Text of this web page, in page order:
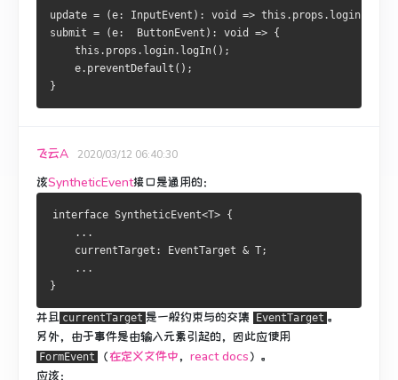
update = (e: InputEvent): void =>
submit = (e:  ButtonEvent): void => {
    this.props.login.logIn();
    e.preventDefault();
}
飞云A 2020/03/12 06:40:30
该SyntheticEvent接口是通用的：
interface SyntheticEvent<T> {
    ...
    currentTarget: EventTarget & T;
    ...
}
并且 currentTarget 是一般约束与的交集 EventTarget 。
另外，由于事件是由输入元素引起的，因此应使用
FormEvent （在定义文件中， react docs）。
应该：